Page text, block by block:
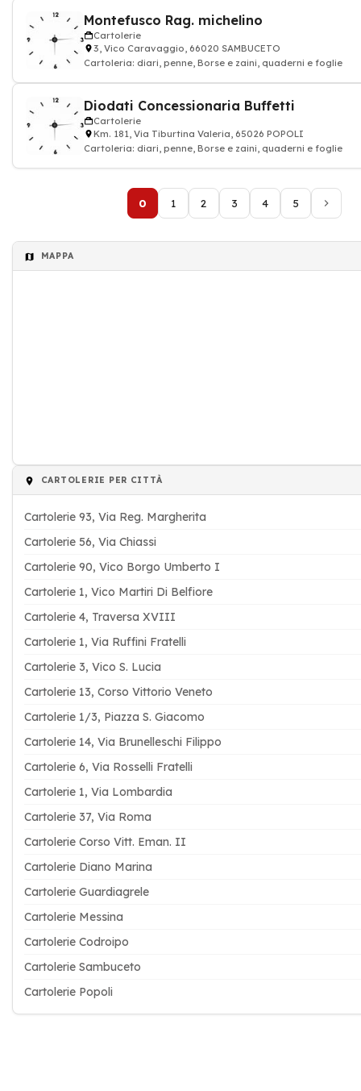
Montefusco Rag. michelino
Cartolerie
3, Vico Caravaggio, 66020 SAMBUCETO
Cartoleria: diari, penne, Borse e zaini, quaderni e foglie
Diodati Concessionaria Buffetti
Cartolerie
Km. 181, Via Tiburtina Valeria, 65026 POPOLI
Cartoleria: diari, penne, Borse e zaini, quaderni e foglie
0 1 2 3 4 5
MAPPA
CARTOLERIE PER CITTÀ
Cartolerie 93, Via Reg. Margherita
Cartolerie 56, Via Chiassi
Cartolerie 90, Vico Borgo Umberto I
Cartolerie 1, Vico Martiri Di Belfiore
Cartolerie 4, Traversa XVIII
Cartolerie 1, Via Ruffini Fratelli
Cartolerie 3, Vico S. Lucia
Cartolerie 13, Corso Vittorio Veneto
Cartolerie 1/3, Piazza S. Giacomo
Cartolerie 14, Via Brunelleschi Filippo
Cartolerie 6, Via Rosselli Fratelli
Cartolerie 1, Via Lombardia
Cartolerie 37, Via Roma
Cartolerie Corso Vitt. Eman. II
Cartolerie Diano Marina
Cartolerie Guardiagrele
Cartolerie Messina
Cartolerie Codroipo
Cartolerie Sambuceto
Cartolerie Popoli